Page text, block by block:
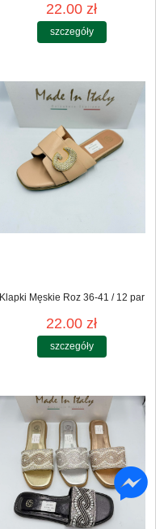
22.00 zł
szczegóły
Klapki Męskie Roz 36-41 / 12 par
22.00 zł
szczegóły